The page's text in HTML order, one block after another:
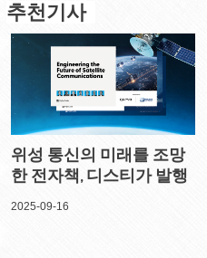
추천기사
위성 통신의 미래를 조망
한 전자책, 디스티가 발행
2025-09-16